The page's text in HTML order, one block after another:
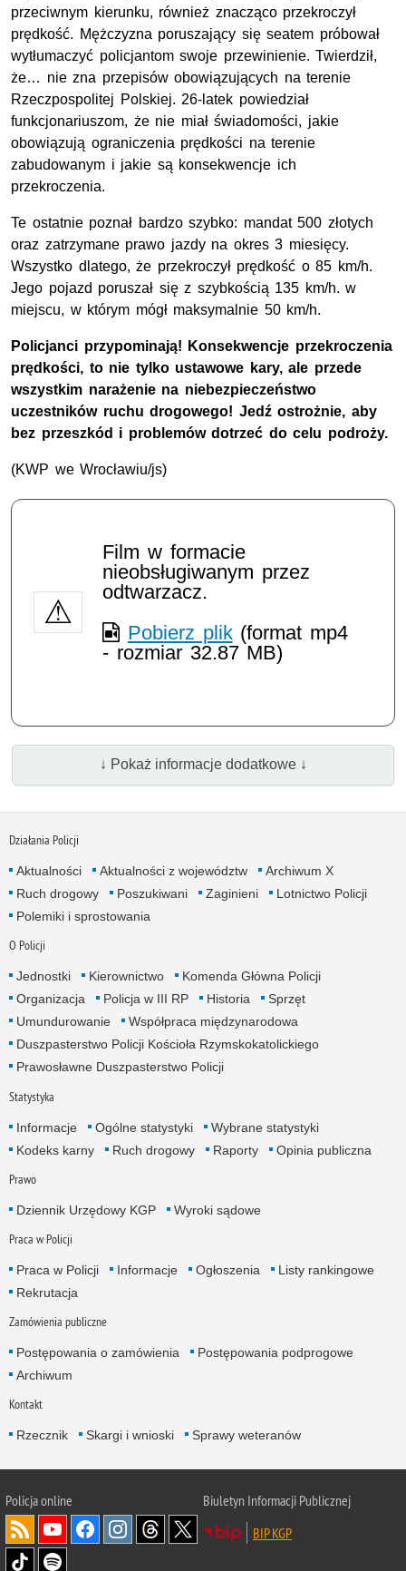
przeciwnym kierunku, również znacząco przekroczył
prędkość. Mężczyzna poruszający się seatem próbował
wytłumaczyć policjantom swoje przewinienie. Twierdził,
że… nie zna przepisów obowiązujących na terenie
Rzeczpospolitej Polskiej. 26-latek powiedział
funkcjonariuszom, że nie miał świadomości, jakie
obowiązują ograniczenia prędkości na terenie
zabudowanym i jakie są konsekwencje ich
przekroczenia.
Te ostatnie poznał bardzo szybko: mandat 500 złotych
oraz zatrzymane prawo jazdy na okres 3 miesięcy.
Wszystko dlatego, że przekroczył prędkość o 85 km/h.
Jego pojazd poruszał się z szybkością 135 km/h. w
miejscu, w którym mógł maksymalnie 50 km/h.
Policjanci przypominają! Konsekwencje przekroczenia
prędkości, to nie tylko ustawowe kary, ale przede
wszystkim narażenie na niebezpieczeństwo
uczestników ruchu drogowego! Jedź ostrożnie, aby
bez przeszkód i problemów dotrzeć do celu podroży.
(KWP we Wrocławiu/js)
Film w formacie
nieobsługiwanym przez
odtwarzacz.
Pobierz plik(format mp4
- rozmiar 32.87 MB)
↓ Pokaż informacje dodatkowe ↓
Działania Policji
Aktualności Aktualności z województw
Archiwum X
Ruch drogowy
Poszukiwani Zaginieni
Lotnictwo Policji
Polemiki i sprostowania
O Policji
Jednostki Kierownictwo
Komenda Główna Policji
Organizacja
Policja w III RP Historia
Sprzęt
Umundurowanie
Współpraca międzynarodowa
Duszpasterstwo Policji Kościoła Rzymskokatolickiego
Prawosławne Duszpasterstwo Policji
Statystyka
Informacje Ogólne statystyki
Wybrane statystyki
Kodeks karny
Ruch drogowy Raporty Opinia publiczna
Prawo
Dziennik Urzędowy KGP Wyroki sądowe
Praca w Policji
Praca w Policji Informacje Ogłoszenia
Listy rankingowe
Rekrutacja
Zamówienia publiczne
Postępowania o zamówienia
Postępowania podprogowe
Archiwum
Kontakt
Rzecznik Skargi i wnioski Sprawy weteranów
Policjaonline
Biuletyn Informacji Publicznej
BIP KGP